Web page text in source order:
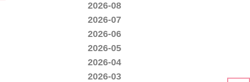
2026-08
2026-07
2026-06
2026-05
2026-04
2026-03